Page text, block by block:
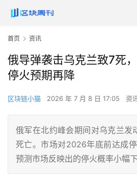
首页 资讯
俄导弹袭击乌克兰致7死
停火预期再降
区块链小猫 2026 年 7 月 8 日 17:05 资
俄军在北约峰会期间对乌克兰发
死亡。市场对2026年底前达成停
预测市场反映出的停火概率小幅下